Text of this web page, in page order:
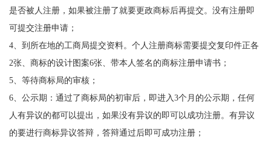
是否被人注册，如果被注册了就要更政商标后再提交。没有注册即
可提交注册申请；
4、到所在地的工商局提交资料。个人注册商标需要提交复印件正各
2张、商标的设计图案6张、带本人签名的商标注册申请书；
5、等待商标局的审核；
6、公示期：通过了商标局的初审后，即进入3个月的公示期，任何
人有异议的都可以提出，如果没有异议的即可以成功注册。有异议
的要进行商标异议答辩，答辩通过后即可成功注册；